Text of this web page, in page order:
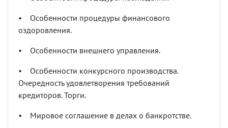
• Особенности процедуры финансового
оздоровления.
• Особенности внешнего управления.
• Особенности конкурсного производства.
Очередность удовлетворения требований
кредиторов. Торги.
• Мировое соглашение в делах о банкротстве.